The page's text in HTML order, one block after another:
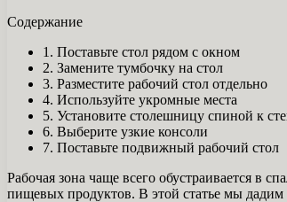
Содержание
1. Поставьте стол рядом с окном
2. Замените тумбочку на стол
3. Разместите рабочий стол отдельно
4. Используйте укромные места
5. Установите столешницу спиной к
6. Выберите узкие консоли
7. Поставьте подвижный рабочий стол
Рабочая зона чаще всего обустраивается в
пищевых продуктов. В этой статье мы дадим